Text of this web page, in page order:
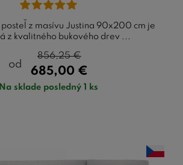
z masívu Justina 90x200 cm je
z kvalitného bukového drev ...
od
685,00 €
856,25€
Na sklade posledný 1 ks